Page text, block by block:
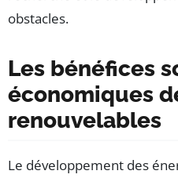
obstacles.
Les bénéfices
économiques
renouvelables
Le développement des